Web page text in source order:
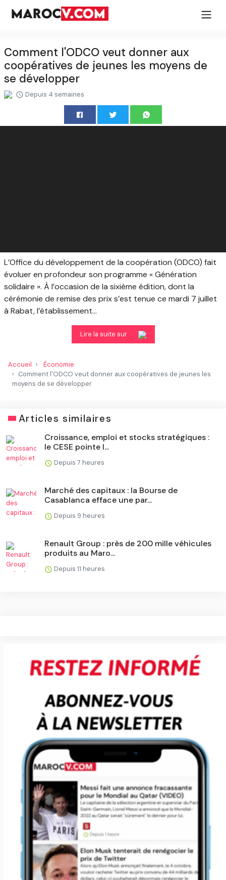
Comment l'ODCO veut donner aux
coopératives de jeunes les moyens de
se développer
Depuis 4 semaines
L’Office du développement de la coopération (ODCO) fait
évoluer en profondeur son programme « Génération
solidaire ». À l’occasion de la sixième édition, dont la
cérémonie de remise des prix s’est tenue ce mardi 7 juillet
à Rabat, l’établissement...
Lire la suite sur
Accueil
Économie
Comment l'ODCO veut donner aux coopératives de jeunes les
moyens de se développer
Articles similaires
Croissance, emploi et stocks stratégiques :
le CESE pointe l...
Depuis 7 heures
Marché des capitaux : la Bourse de
Casablanca efface une par...
Depuis 9 heures
Renault Group : près de 200 mille véhicules
produits au Maro...
Depuis 11 heures